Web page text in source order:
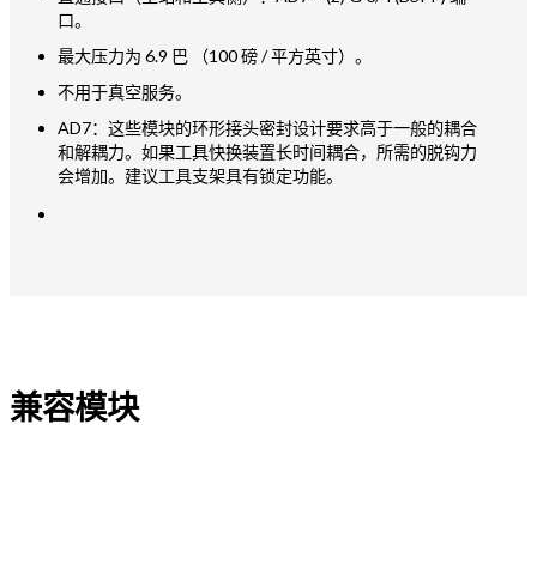
口。
最大压力为 6.9 巴 （100 磅 / 平方英寸）。
不用于真空服务。
AD7：这些模块的环形接头密封设计要求高于一般的耦合
和解耦力。如果工具快换装置长时间耦合，所需的脱钩力
会增加。建议工具支架具有锁定功能。
兼容模块